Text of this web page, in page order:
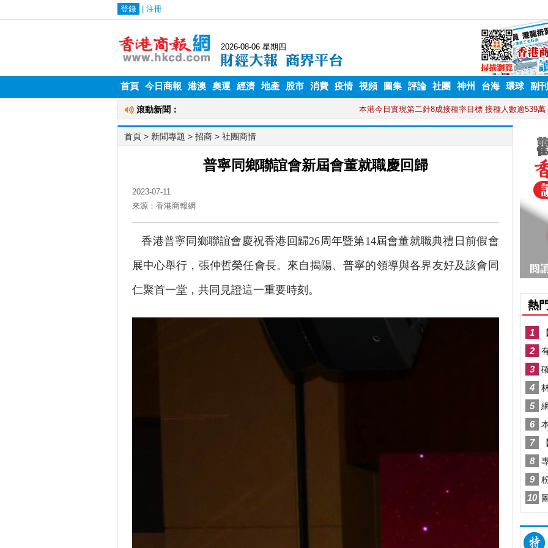
首頁 今日商報 港澳 奧運 經濟 地產 股市 消費 疫情 視頻 圖集 評論 社團 神州 台海 環球 副刊
首頁 > 新聞專題 > 招商 > 社團商情
普寧同鄉聯誼會新屆會董就職慶回歸
2023-07-11
來源：香港商報網
香港普寧同鄉聯誼會慶祝香港回歸26周年暨第14屆會董就職典禮日前假會
展中心舉行，張仲哲榮任會長。來自揭陽、普寧的領導與各界友好及該會同
仁聚首一堂，共同見證這一重要時刻。